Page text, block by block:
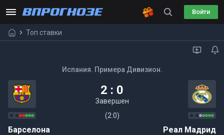
Войти
Топ ставки
Испания. Примера Дивизион.
2 : 0
Завершен
(2:0)
Барселона Реал Мадрид